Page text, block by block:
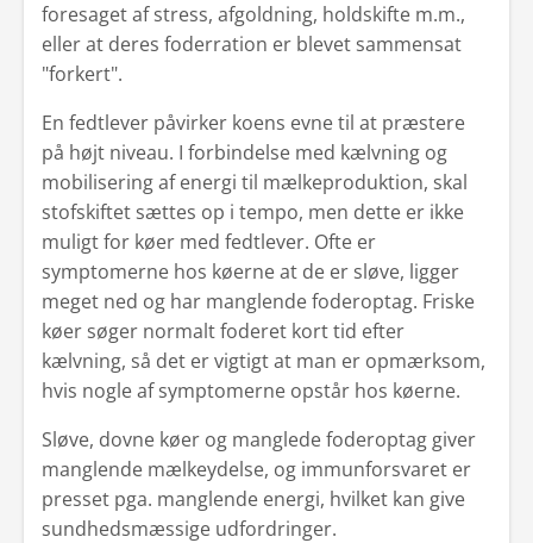
foresaget af stress, afgoldning, holdskifte m.m.,
eller at deres foderration er blevet sammensat
"forkert".
En fedtlever påvirker koens evne til at præstere
på højt niveau. I forbindelse med kælvning og
mobilisering af energi til mælkeproduktion, skal
stofskiftet sættes op i tempo, men dette er ikke
muligt for køer med fedtlever. Ofte er
symptomerne hos køerne at de er sløve, ligger
meget ned og har manglende foderoptag. Friske
køer søger normalt foderet kort tid efter
kælvning, så det er vigtigt at man er opmærksom,
hvis nogle af symptomerne opstår hos køerne.
Sløve, dovne køer og manglede foderoptag giver
manglende mælkeydelse, og immunforsvaret er
presset pga. manglende energi, hvilket kan give
sundhedsmæssige udfordringer.